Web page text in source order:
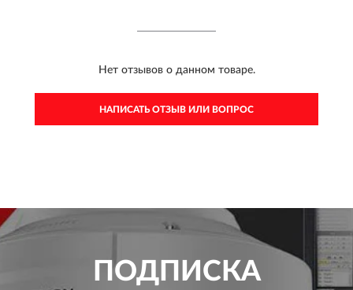
Нет отзывов о данном товаре.
НАПИСАТЬ ОТЗЫВ ИЛИ ВОПРОС
ПОДПИСКА